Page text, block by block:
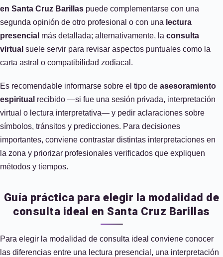
en Santa Cruz Barillas puede complementarse con una
segunda opinión de otro profesional o con una lectura
presencial más detallada; alternativamente, la consulta
virtual suele servir para revisar aspectos puntuales como la
carta astral o compatibilidad zodiacal.
Es recomendable informarse sobre el tipo de asesoramiento
espiritual recibido —si fue una sesión privada, interpretación
virtual o lectura interpretativa— y pedir aclaraciones sobre
símbolos, tránsitos y predicciones. Para decisiones
importantes, conviene contrastar distintas interpretaciones en
la zona y priorizar profesionales verificados que expliquen
métodos y tiempos.
Guía práctica para elegir la modalidad de
consulta ideal en Santa Cruz Barillas
Para elegir la modalidad de consulta ideal conviene conocer
las diferencias entre una lectura presencial, una interpretación